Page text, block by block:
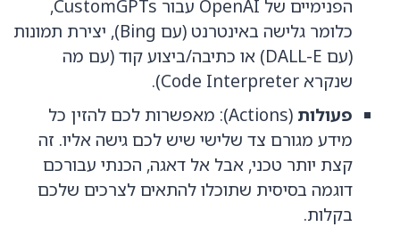
הפנימיים של OpenAI עבור CustomGPTs,
כלומר גלישה באינטרנט (עם Bing), יצירת תמונות
(עם DALL-E) או כתיבה/ביצוע קוד (עם מה
שנקרא Code Interpreter).
פעולות
(Actions): מאפשרות לכם להזין כל
מידע מגורם צד שלישי שיש לכם גישה אליו. זה
קצת יותר טכני, אבל אל דאגה, הכנתי עבורכם
דוגמה בסיסית שתוכלו להתאים לצרכים שלכם
בקלות.